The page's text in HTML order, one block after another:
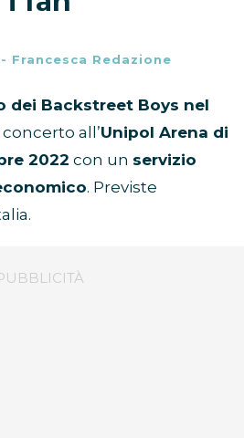
i fan
Francesca Redazione